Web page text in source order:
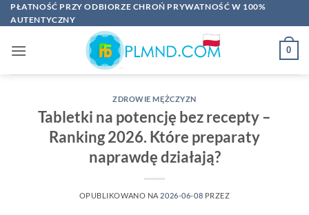
Przewiń
do
PŁATNOŚĆ PRZY ODBIORZE CHROŃ PRYWATNOŚĆ W 100%
AUTENTYCZNY
0
ZDROWIE MĘŻCZYZN
Tabletki na potencję bez recepty –
Ranking 2026. Które preparaty
naprawdę działają?
OPUBLIKOWANO NA 2026-06-08 PRZEZ